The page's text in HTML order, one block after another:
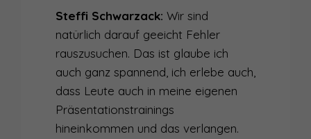
Steffi Schwarzack: Wir sind
natürlich darauf geeicht Fehler
rauszusuchen. Das ist glaube ich
auch ganz spannend, ich erlebe auch,
dass Leute auch in meine eigenen
Präsentationstrainings
hineinkommen und das verlangen.